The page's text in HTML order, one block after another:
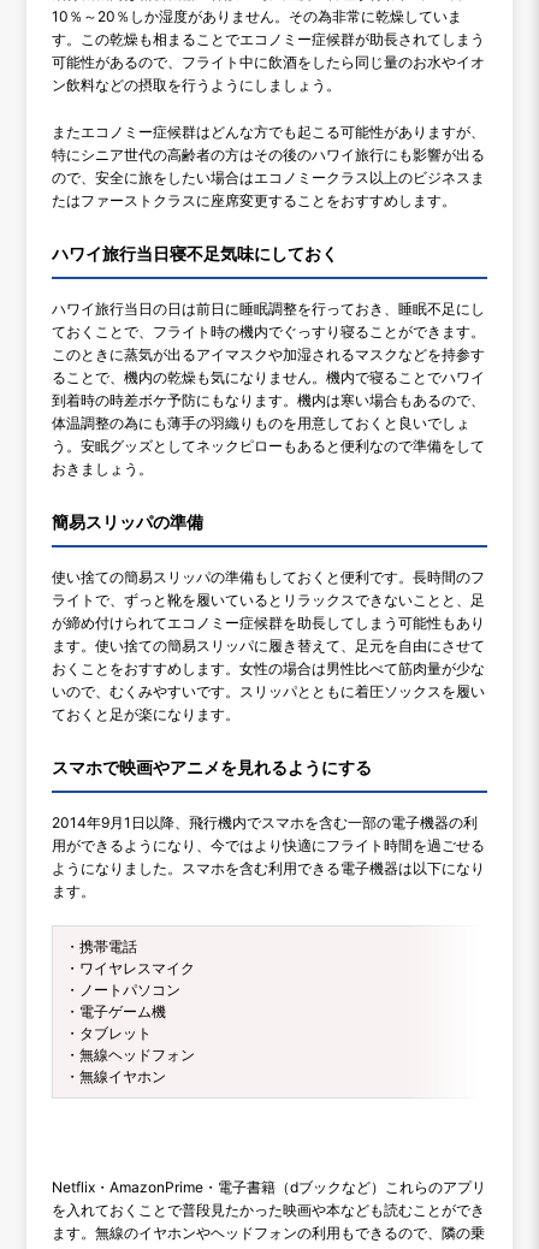
10％～20％しか湿度がありません。その為非常に乾燥していま
す。この乾燥も相まることでエコノミー症候群が助長されてしまう
可能性があるので、フライト中に飲酒をしたら同じ量のお水やイオ
ン飲料などの摂取を行うようにしましょう。
またエコノミー症候群はどんな方でも起こる可能性がありますが、
特にシニア世代の高齢者の方はその後のハワイ旅行にも影響が出る
ので、安全に旅をしたい場合はエコノミークラス以上のビジネスま
たはファーストクラスに座席変更することをおすすめします。
ハワイ旅行当日寝不足気味にしておく
ハワイ旅行当日の日は前日に睡眠調整を行っておき、睡眠不足にし
ておくことで、フライト時の機内でぐっすり寝ることができます。
このときに蒸気が出るアイマスクや加湿されるマスクなどを持参す
ることで、機内の乾燥も気になりません。機内で寝ることでハワイ
到着時の時差ボケ予防にもなります。機内は寒い場合もあるので、
体温調整の為にも薄手の羽織りものを用意しておくと良いでしょ
う。安眠グッズとしてネックピローもあると便利なので準備をして
おきましょう。
簡易スリッパの準備
使い捨ての簡易スリッパの準備もしておくと便利です。長時間のフ
ライトで、ずっと靴を履いているとリラックスできないことと、足
が締め付けられてエコノミー症候群を助長してしまう可能性もあり
ます。使い捨ての簡易スリッパに履き替えて、足元を自由にさせて
おくことをおすすめします。女性の場合は男性比べて筋肉量が少な
いので、むくみやすいです。スリッパとともに着圧ソックスを履い
ておくと足が楽になります。
スマホで映画やアニメを見れるようにする
2014年9月1日以降、飛行機内でスマホを含む一部の電子機器の利
用ができるようになり、今ではより快適にフライト時間を過ごせる
ようになりました。スマホを含む利用できる電子機器は以下になり
ます。
・携帯電話
・ワイヤレスマイク
・ノートパソコン
・電子ゲーム機
・タブレット
・無線ヘッドフォン
・無線イヤホン
Netflix・AmazonPrime・電子書籍（dブックなど）これらのアプリ
を入れておくことで普段見たかった映画や本なども読むことができ
ます。無線のイヤホンやヘッドフォンの利用もできるので、隣の乗